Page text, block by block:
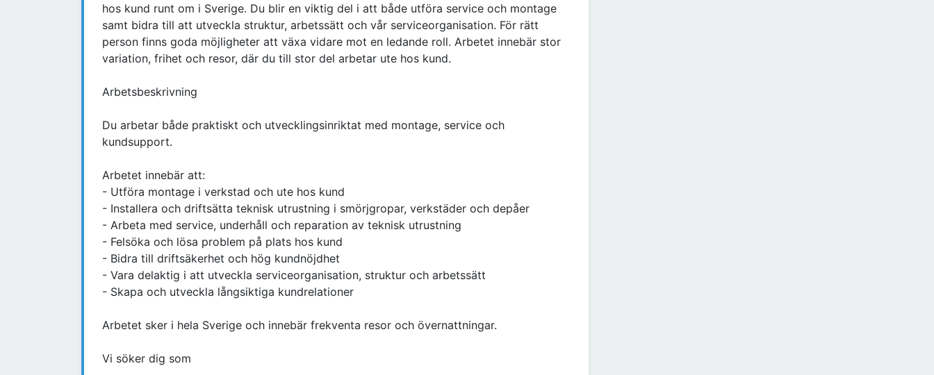
hos kund runt om i Sverige. Du blir en viktig del i att både utföra service och montage
samt bidra till att utveckla struktur, arbetssätt och vår serviceorganisation. För rätt
person finns goda möjligheter att växa vidare mot en ledande roll. Arbetet innebär stor
variation, frihet och resor, där du till stor del arbetar ute hos kund.
Arbetsbeskrivning
Du arbetar både praktiskt och utvecklingsinriktat med montage, service och
kundsupport.
Arbetet innebär att:
- Utföra montage i verkstad och ute hos kund
- Installera och driftsätta teknisk utrustning i smörjgropar, verkstäder och depåer
- Arbeta med service, underhåll och reparation av teknisk utrustning
- Felsöka och lösa problem på plats hos kund
- Bidra till driftsäkerhet och hög kundnöjdhet
- Vara delaktig i att utveckla serviceorganisation, struktur och arbetssätt
- Skapa och utveckla långsiktiga kundrelationer
Arbetet sker i hela Sverige och innebär frekventa resor och övernattningar.
Vi söker dig som